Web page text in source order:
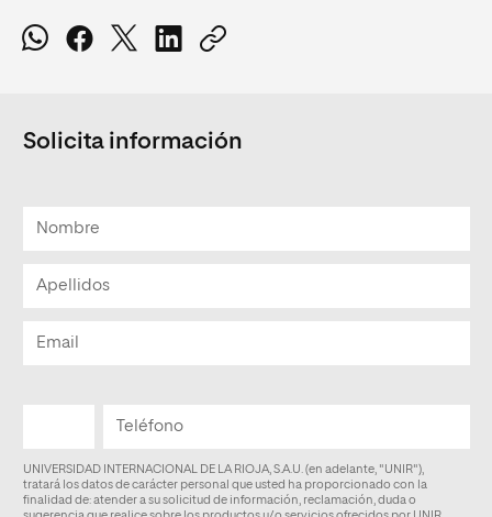
Solicita información